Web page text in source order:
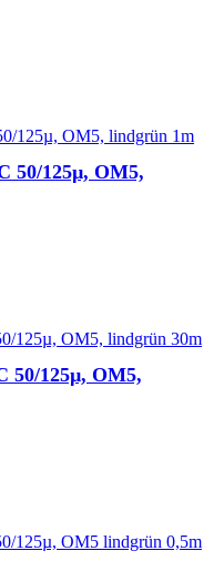
50/125µ, OM5,
50/125µ, OM5,